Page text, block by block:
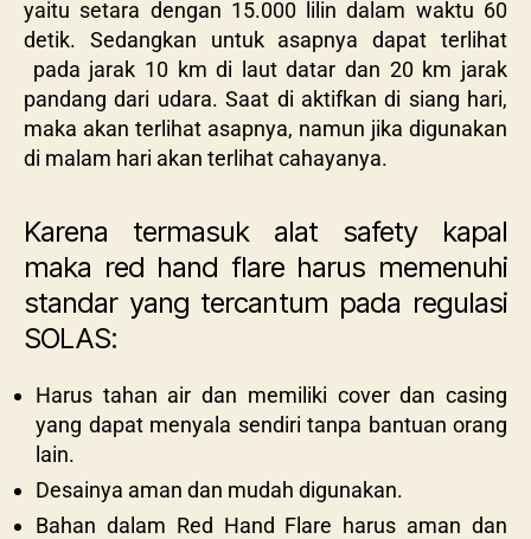
yaitu setara dengan 15.000 lilin dalam waktu 60
detik. Sedangkan untuk asapnya dapat terlihat
pada jarak 10 km di laut datar dan 20 km jarak
pandang dari udara. Saat di aktifkan di siang hari,
maka akan terlihat asapnya, namun jika digunakan
di malam hari akan terlihat cahayanya.
Karena termasuk alat safety kapal
maka red hand flare harus memenuhi
standar yang tercantum pada regulasi
SOLAS:
Harus tahan air dan memiliki cover dan casing
yang dapat menyala sendiri tanpa bantuan orang
lain.
Desainya aman dan mudah digunakan.
Bahan dalam Red Hand Flare harus aman dan